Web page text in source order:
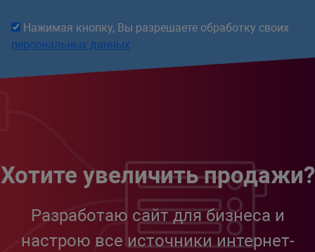
Нажимая кнопку, Вы разрешаете обработку своих
персональных данных
Хотите увеличить продажи?
Разработаю сайт для бизнеса и
настрою все источники интернет-